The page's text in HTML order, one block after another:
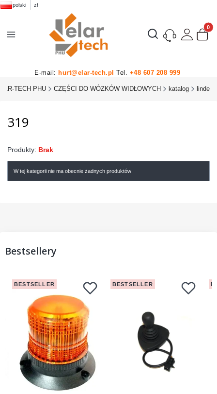
polski zł
Otwórz wyszukiwarkę
E-mail: hurt@elar-tech.pl Tel. +48 607 208 999
TECH PHU CZĘŚCI DO WÓZKÓW WIDŁOWYCH katalog linde
319
Produkty: Brak
W tej kategorii nie ma obecnie żadnych produktów
Bestsellery
BESTSELLER BESTSELLER